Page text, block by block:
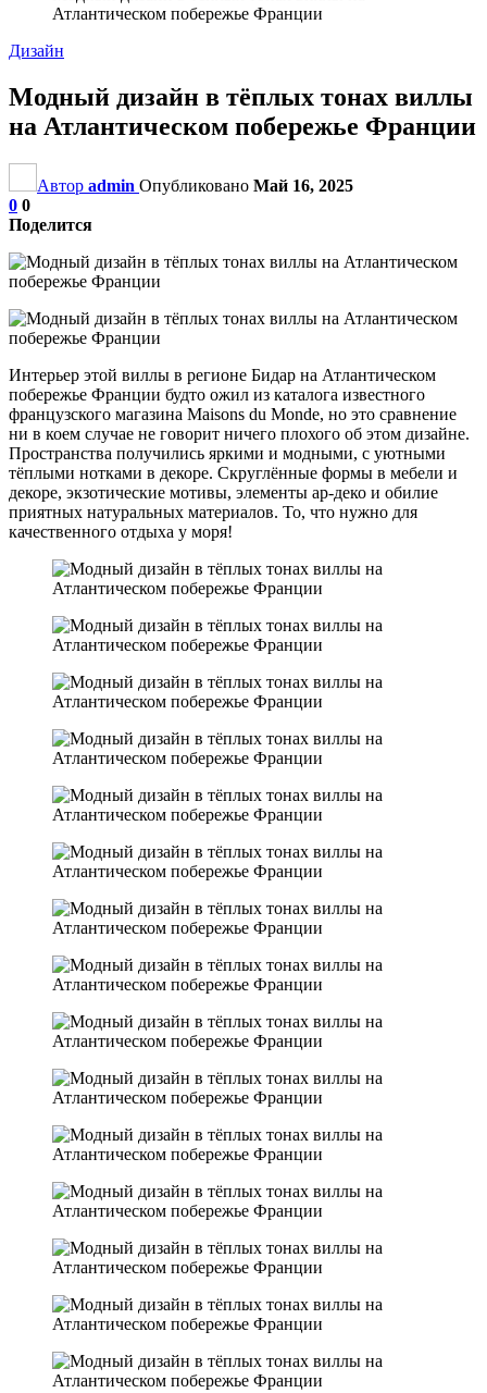
Атлантическом побережье Франции
Дизайн
Модный дизайн в тёплых тонах виллы
на Атлантическом побережье Франции
Автор admin Опубликовано Май 16, 2025
0 0
Поделится
Интерьер этой виллы в регионе Бидар на Атлантическом
побережье Франции будто ожил из каталога известного
французского магазина Maisons du Monde, но это сравнение
ни в коем случае не говорит ничего плохого об этом дизайне.
Пространства получились яркими и модными, с уютными
тёплыми нотками в декоре. Скруглённые формы в мебели и
декоре, экзотические мотивы, элементы ар-деко и обилие
приятных натуральных материалов. То, что нужно для
качественного отдыха у моря!